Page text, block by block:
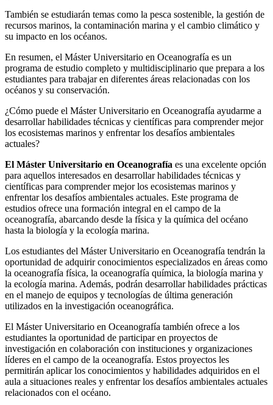
También se estudiarán temas como la pesca sostenible, la gestión de
recursos marinos, la contaminación marina y el cambio climático y
su impacto en los océanos.
En resumen, el Máster Universitario en Oceanografía es un
programa de estudio completo y multidisciplinario que prepara a los
estudiantes para trabajar en diferentes áreas relacionadas con los
océanos y su conservación.
¿Cómo puede el Máster Universitario en Oceanografía ayudarme a
desarrollar habilidades técnicas y científicas para comprender mejor
los ecosistemas marinos y enfrentar los desafíos ambientales
actuales?
El Máster Universitario en Oceanografía es una excelente opción
para aquellos interesados en desarrollar habilidades técnicas y
científicas para comprender mejor los ecosistemas marinos y
enfrentar los desafíos ambientales actuales. Este programa de
estudios ofrece una formación integral en el campo de la
oceanografía, abarcando desde la física y la química del océano
hasta la biología y la ecología marina.
Los estudiantes del Máster Universitario en Oceanografía tendrán la
oportunidad de adquirir conocimientos especializados en áreas como
la oceanografía física, la oceanografía química, la biología marina y
la ecología marina. Además, podrán desarrollar habilidades prácticas
en el manejo de equipos y tecnologías de última generación
utilizados en la investigación oceanográfica.
El Máster Universitario en Oceanografía también ofrece a los
estudiantes la oportunidad de participar en proyectos de
investigación en colaboración con instituciones y organizaciones
líderes en el campo de la oceanografía. Estos proyectos les
permitirán aplicar los conocimientos y habilidades adquiridos en el
aula a situaciones reales y enfrentar los desafíos ambientales actuales
relacionados con el océano.